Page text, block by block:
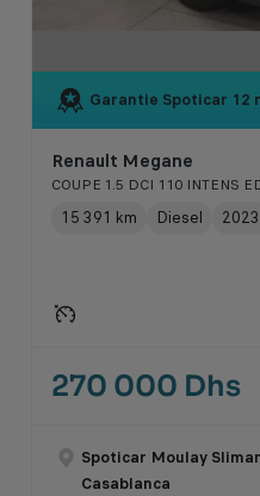
Garantie Spoticar 12
Renault Megane
COUPE 1.5 DCI 110 INTENS
15 391 km Diesel 2023
270 000 Dhs
Spoticar Moulay
Casablanca